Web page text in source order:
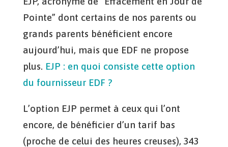
Pointe” dont certains de nos parents ou
grands parents bénéficient encore
aujourd’hui, mais que EDF ne propose
plus. EJP : en quoi consiste cette option
du fournisseur EDF ?
L’option EJP permet à ceux qui l’ont
encore, de bénéficier d’un tarif bas
(proche de celui des heures creuses), 343